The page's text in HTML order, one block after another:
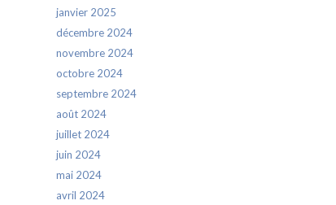
janvier 2025
décembre 2024
novembre 2024
octobre 2024
septembre 2024
août 2024
juillet 2024
juin 2024
mai 2024
avril 2024